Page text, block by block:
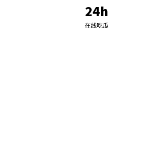
24h
在线吃瓜